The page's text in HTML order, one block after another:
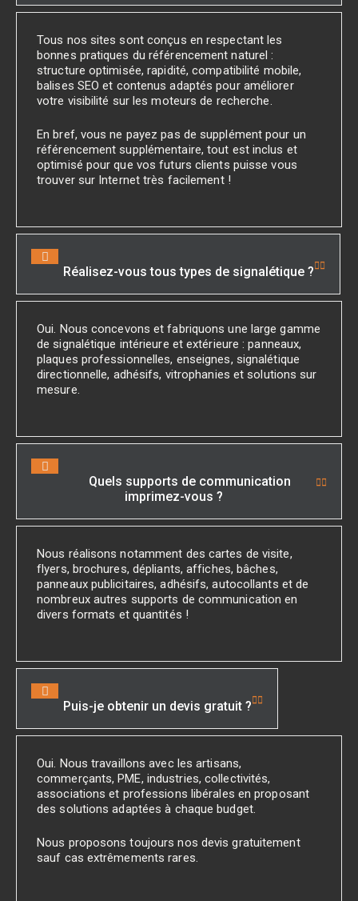
Tous nos sites sont conçus en respectant les
bonnes pratiques du référencement naturel :
structure optimisée, rapidité, compatibilité mobile,
balises SEO et contenus adaptés pour améliorer
votre visibilité sur les moteurs de recherche.
En bref, vous ne payez pas de supplément pour un
référencement supplémentaire, tout est inclus et
optimisé pour que vos futurs clients puisse vous
trouver sur Internet très facilement !
Réalisez-vous tous types de signalétique ?
Oui. Nous concevons et fabriquons une large gamme
de signalétique intérieure et extérieure : panneaux,
plaques professionnelles, enseignes, signalétique
directionnelle, adhésifs, vitrophanies et solutions sur
mesure.
Quels supports de communication
imprimez-vous ?
Nous réalisons notamment des cartes de visite,
flyers, brochures, dépliants, affiches, bâches,
panneaux publicitaires, adhésifs, autocollants et de
nombreux autres supports de communication en
divers formats et quantités !
Puis-je obtenir un devis gratuit ?
Oui. Nous travaillons avec les artisans,
commerçants, PME, industries, collectivités,
associations et professions libérales en proposant
des solutions adaptées à chaque budget.
Nous proposons toujours nos devis gratuitement
sauf cas extrêmements rares.